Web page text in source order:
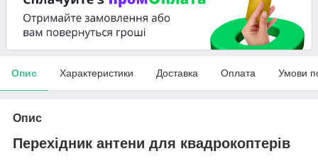
Опис Характеристики Доставка Оплата Умови
Опис
Перехідник антени для квадрокоптерів